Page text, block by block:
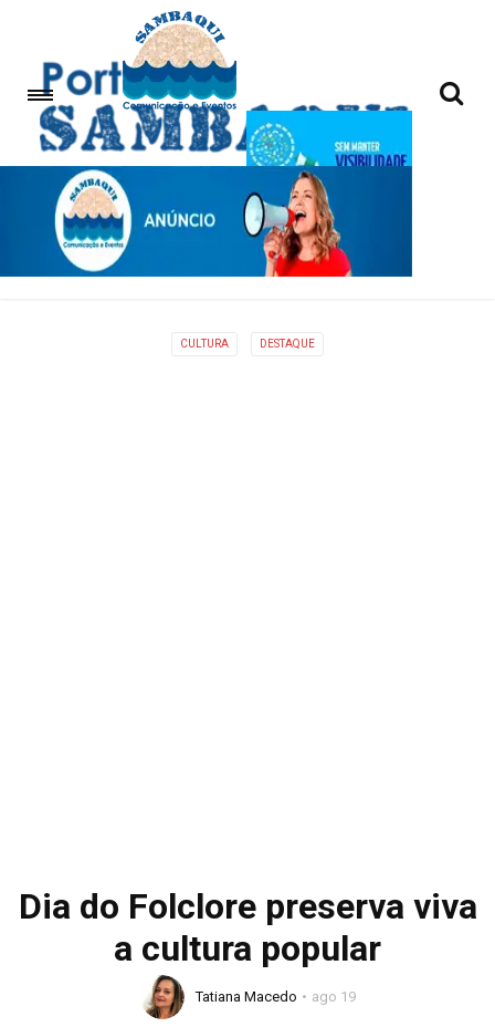
CULTURA DESTAQUE
Dia do Folclore preserva viva
a cultura popular
Tatiana Macedo ago 19